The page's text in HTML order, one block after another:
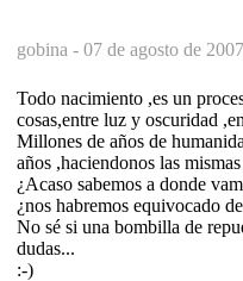
gobina - 07 de agosto de
Todo nacimiento ,es un
cosas,entre luz y oscuridad
Millones de años de
años ,haciendonos las
¿Acaso sabemos a donde
¿nos habremos equivocado
No sé si una bombilla de
dudas...
:-)